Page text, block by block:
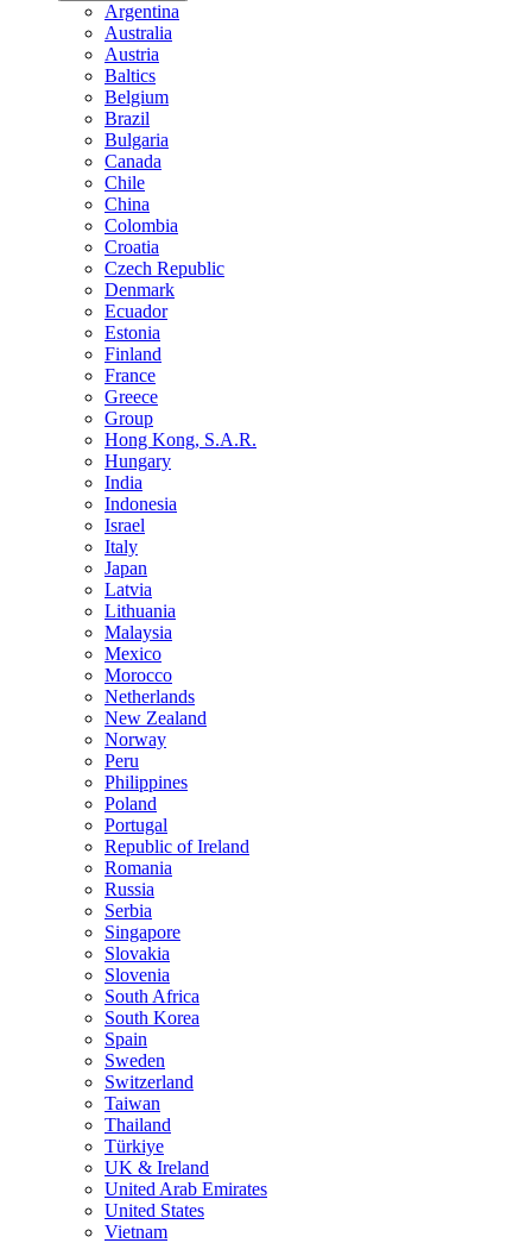
Argentina
Australia
Austria
Baltics
Belgium
Brazil
Bulgaria
Canada
Chile
China
Colombia
Croatia
Czech Republic
Denmark
Ecuador
Estonia
Finland
France
Greece
Group
Hong Kong, S.A.R.
Hungary
India
Indonesia
Israel
Italy
Japan
Latvia
Lithuania
Malaysia
Mexico
Morocco
Netherlands
New Zealand
Norway
Peru
Philippines
Poland
Portugal
Republic of Ireland
Romania
Russia
Serbia
Singapore
Slovakia
Slovenia
South Africa
South Korea
Spain
Sweden
Switzerland
Taiwan
Thailand
Türkiye
UK & Ireland
United Arab Emirates
United States
Vietnam